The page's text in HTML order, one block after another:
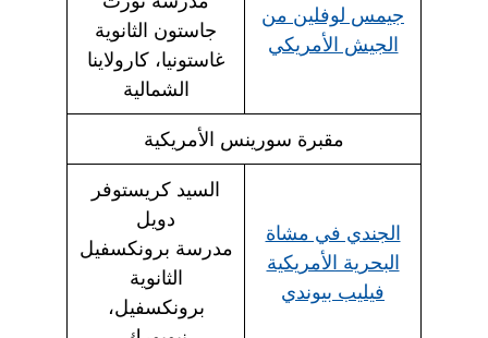
جيمس لوفلين من
الجيش الأمريكي
جاستون الثانوية
غاستونيا، كارولاينا
الشمالية
مقبرة سورينس الأمريكية
الجندي في مشاة
البحرية الأمريكية
فيليب بيوندي
السيد كريستوفر
دويل
مدرسة برونكسفيل
الثانوية
برونكسفيل،